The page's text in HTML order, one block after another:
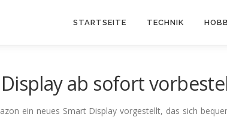
STARTSEITE TECHNIK
ab sofort
ein neues Smart Display vorgestellt, das sich